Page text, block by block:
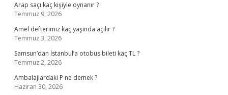
Arap saçı kaç kişiyle oynanır ?
Temmuz 9, 2026
Amel defterimiz kaç yaşında açılır ?
Temmuz 3, 2026
Samsun’dan İstanbul’a otobüs bileti kaç TL ?
Temmuz 2, 2026
Ambalajlardaki P ne demek ?
Haziran 30, 2026